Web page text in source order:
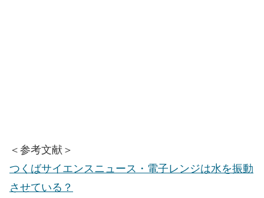
＜参考文献＞
つくばサイエンスニュース・電子レンジは水を振動
させている？